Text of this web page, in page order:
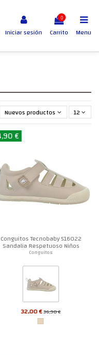
Iniciar sesión
0
Carrito Menu
Nuevos productos primero12
€
Conguitos Tecnobaby 516022
Sandalia Respetuoso Niños
Conguitos
32,00 €36,90 €